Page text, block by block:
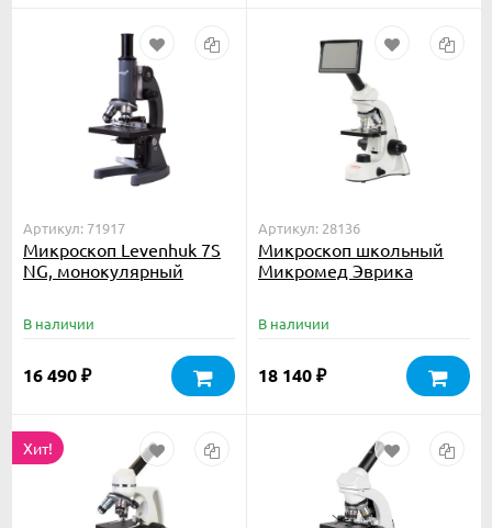
Артикул: 71917
Микроскоп Levenhuk 7S
NG, монокулярный
В наличии
16 490 ₽
Артикул: 28136
Микроскоп школьный
Микромед Эврика
В наличии
18 140 ₽
Хит!